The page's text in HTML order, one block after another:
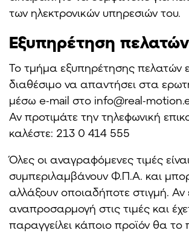
των ηλεκτρονικών υπηρεσιών του.
Εξυπηρέτηση πελατών
Το τμήμα εξυπηρέτησης πελατών
διαθέσιμο να απαντήσει στα
μέσω e-mail στο info@real-
Αν προτιμάτε την τηλεφωνική
καλέστε: 213 0 414 555
Όλες οι αναγραφόμενες τιμές
συμπεριλαμβάνουν Φ.Π.Α. και
αλλάξουν οποιαδήποτε στιγμή. Αν
αναπροσαρμογή στις τιμές και
παραγγείλει κάποιο προϊόν θα